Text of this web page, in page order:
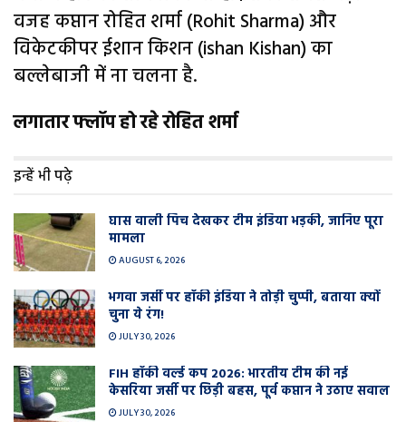
वजह कप्तान रोहित शर्मा (Rohit Sharma) और
विकेटकीपर ईशान किशन (ishan Kishan) का
बल्लेबाजी में ना चलना है.
लगातार फ्लॉप हो रहे रोहित शर्मा
इन्हें भी पढ़े
घास वाली प‍िच देखकर टीम इंडिया भड़की, जानिए पूरा
मामला
AUGUST 6, 2026
भगवा जर्सी पर हॉकी इंडिया ने तोड़ी चुप्पी, बताया क्यों
चुना ये रंग!
JULY 30, 2026
FIH हॉकी वर्ल्ड कप 2026: भारतीय टीम की नई
केसरिया जर्सी पर छिड़ी बहस, पूर्व कप्तान ने उठाए सवाल
JULY 30, 2026